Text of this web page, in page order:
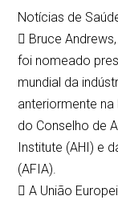
Notícias de
 Bruce
foi nomeado
mundial da
anteriormente
do Conselho de
Institute (AHI) e
(AFIA).
 A União